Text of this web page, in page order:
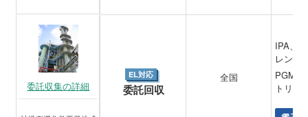
委託収集の詳細
EL対応
委託回収
全国
IPA、
レン、
PGME
トリル